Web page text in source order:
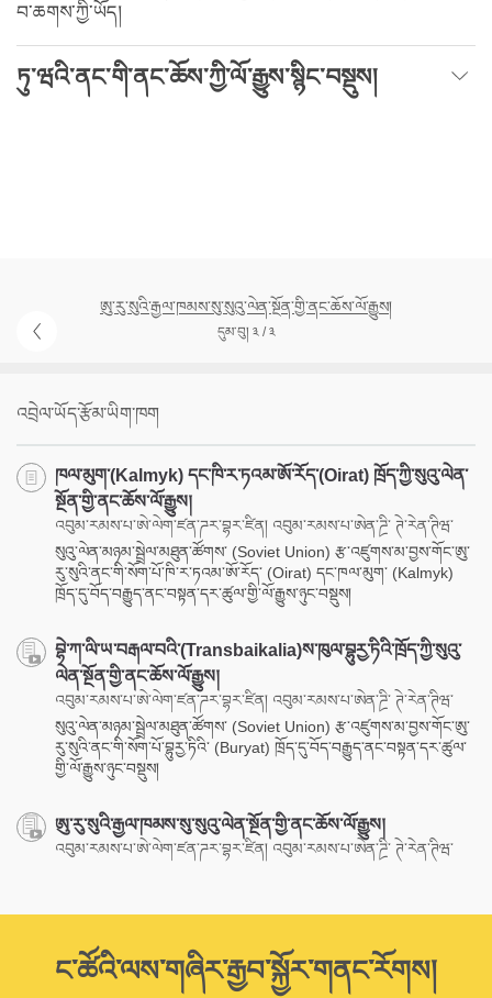
བ་ཆགས་ཀྱི་ཡོད།
ཏུ་ཝའི་ནང་གི་ནང་ཆོས་ཀྱི་ལོ་རྒྱུས་སྙིང་བསྡུས།
ཨུ་རུ་སུའི་རྒྱལ་ཁམས་སུ་སུའུ་ལེན་སྔོན་གྱི་ནང་ཆོས་ལོ་རྒྱུས།
དུམ་བུ། ༣ / ༣
འབྲེལ་ཡོད་རྩོམ་ཡིག་ཁག
ཁལ་མུག་(Kalmyk) དང་ཁི་ར་ཏའམ་ཨོ་རོད་(Oirat) ཁྲོད་ཀྱི་སུའུ་ལེན་
སྔོན་གྱི་ནང་ཆོས་ལོ་རྒྱུས།
འབུམ་རམས་པ་ཨེ་ལེག་ཛན་ཌར་བྷར་ཛིན། འབུམ་རམས་པ་ཨེན་ཌྲི་ ཊེ་རེན་ཊིཝ་
སུའུ་ལེན་མཉམ་སྦྲེལ་མཐུན་ཚོགས་ (Soviet Union) རྩ་འཛུགས་མ་བྱས་གོང་ཨུ་
རུ་སུའི་ནང་གི་སོག་པོ་ཁི་ར་ཏའམ་ཨོ་རོད་ (Oirat) དང་ཁལ་མུག་ (Kalmyk)
ཁྲོད་དུ་བོད་བརྒྱུད་ནང་བསྟན་དར་ཚུལ་གྱི་ལོ་རྒྱུས་ཉུང་བསྡུས།
བྷེ་ཀ་ལི་ཡ་བརྒལ་བའི་(Transbaikalia)ས་ཁུལ་བྷུརྱ་ཏིའི་ཁྲོད་ཀྱི་སུའུ་
ལེན་སྔོན་གྱི་ནང་ཆོས་ལོ་རྒྱུས།
འབུམ་རམས་པ་ཨེ་ལེག་ཛན་ཌར་བྷར་ཛིན། འབུམ་རམས་པ་ཨེན་ཌྲི་ ཊེ་རེན་ཊིཝ་
སུའུ་ལེན་མཉམ་སྦྲེལ་མཐུན་ཚོགས་ (Soviet Union) རྩ་འཛུགས་མ་བྱས་གོང་ཨུ་
རུ་སུའི་ནང་གི་སོག་པོ་བྷུརྱ་ཏིའི་ (Buryat) ཁྲོད་དུ་བོད་བརྒྱུད་ནང་བསྟན་དར་ཚུལ་
གྱི་ལོ་རྒྱུས་ཉུང་བསྡུས།
ཨུ་རུ་སུའི་རྒྱལ་ཁམས་སུ་སུའུ་ལེན་སྔོན་གྱི་ནང་ཆོས་ལོ་རྒྱུས།
འབུམ་རམས་པ་ཨེ་ལེག་ཛན་ཌར་བྷར་ཛིན། འབུམ་རམས་པ་ཨེན་ཌྲི་ ཊེ་རེན་ཊིཝ་
ང་ཚོའི་ལས་གཞིར་རྒྱབ་སྐྱོར་གནང་རོགས།